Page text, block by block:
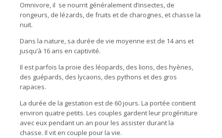
Omnivore, il se nourrit généralement d’insectes, de
rongeurs, de lézards, de fruits et de charognes, et chasse la
nuit.
Dans la nature, sa durée de vie moyenne est de 14 ans et
jusqu’à 16 ans en captivité.
Il est parfois la proie des léopards, des lions, des hyènes,
des guépards, des lycaons, des pythons et des gros
rapaces.
La durée de la gestation est de 60 jours. La portée contient
environ quatre petits. Les couples gardent leur progéniture
avec eux pendant un an pour les assister durant la
chasse. Il vit en couple pour la vie.